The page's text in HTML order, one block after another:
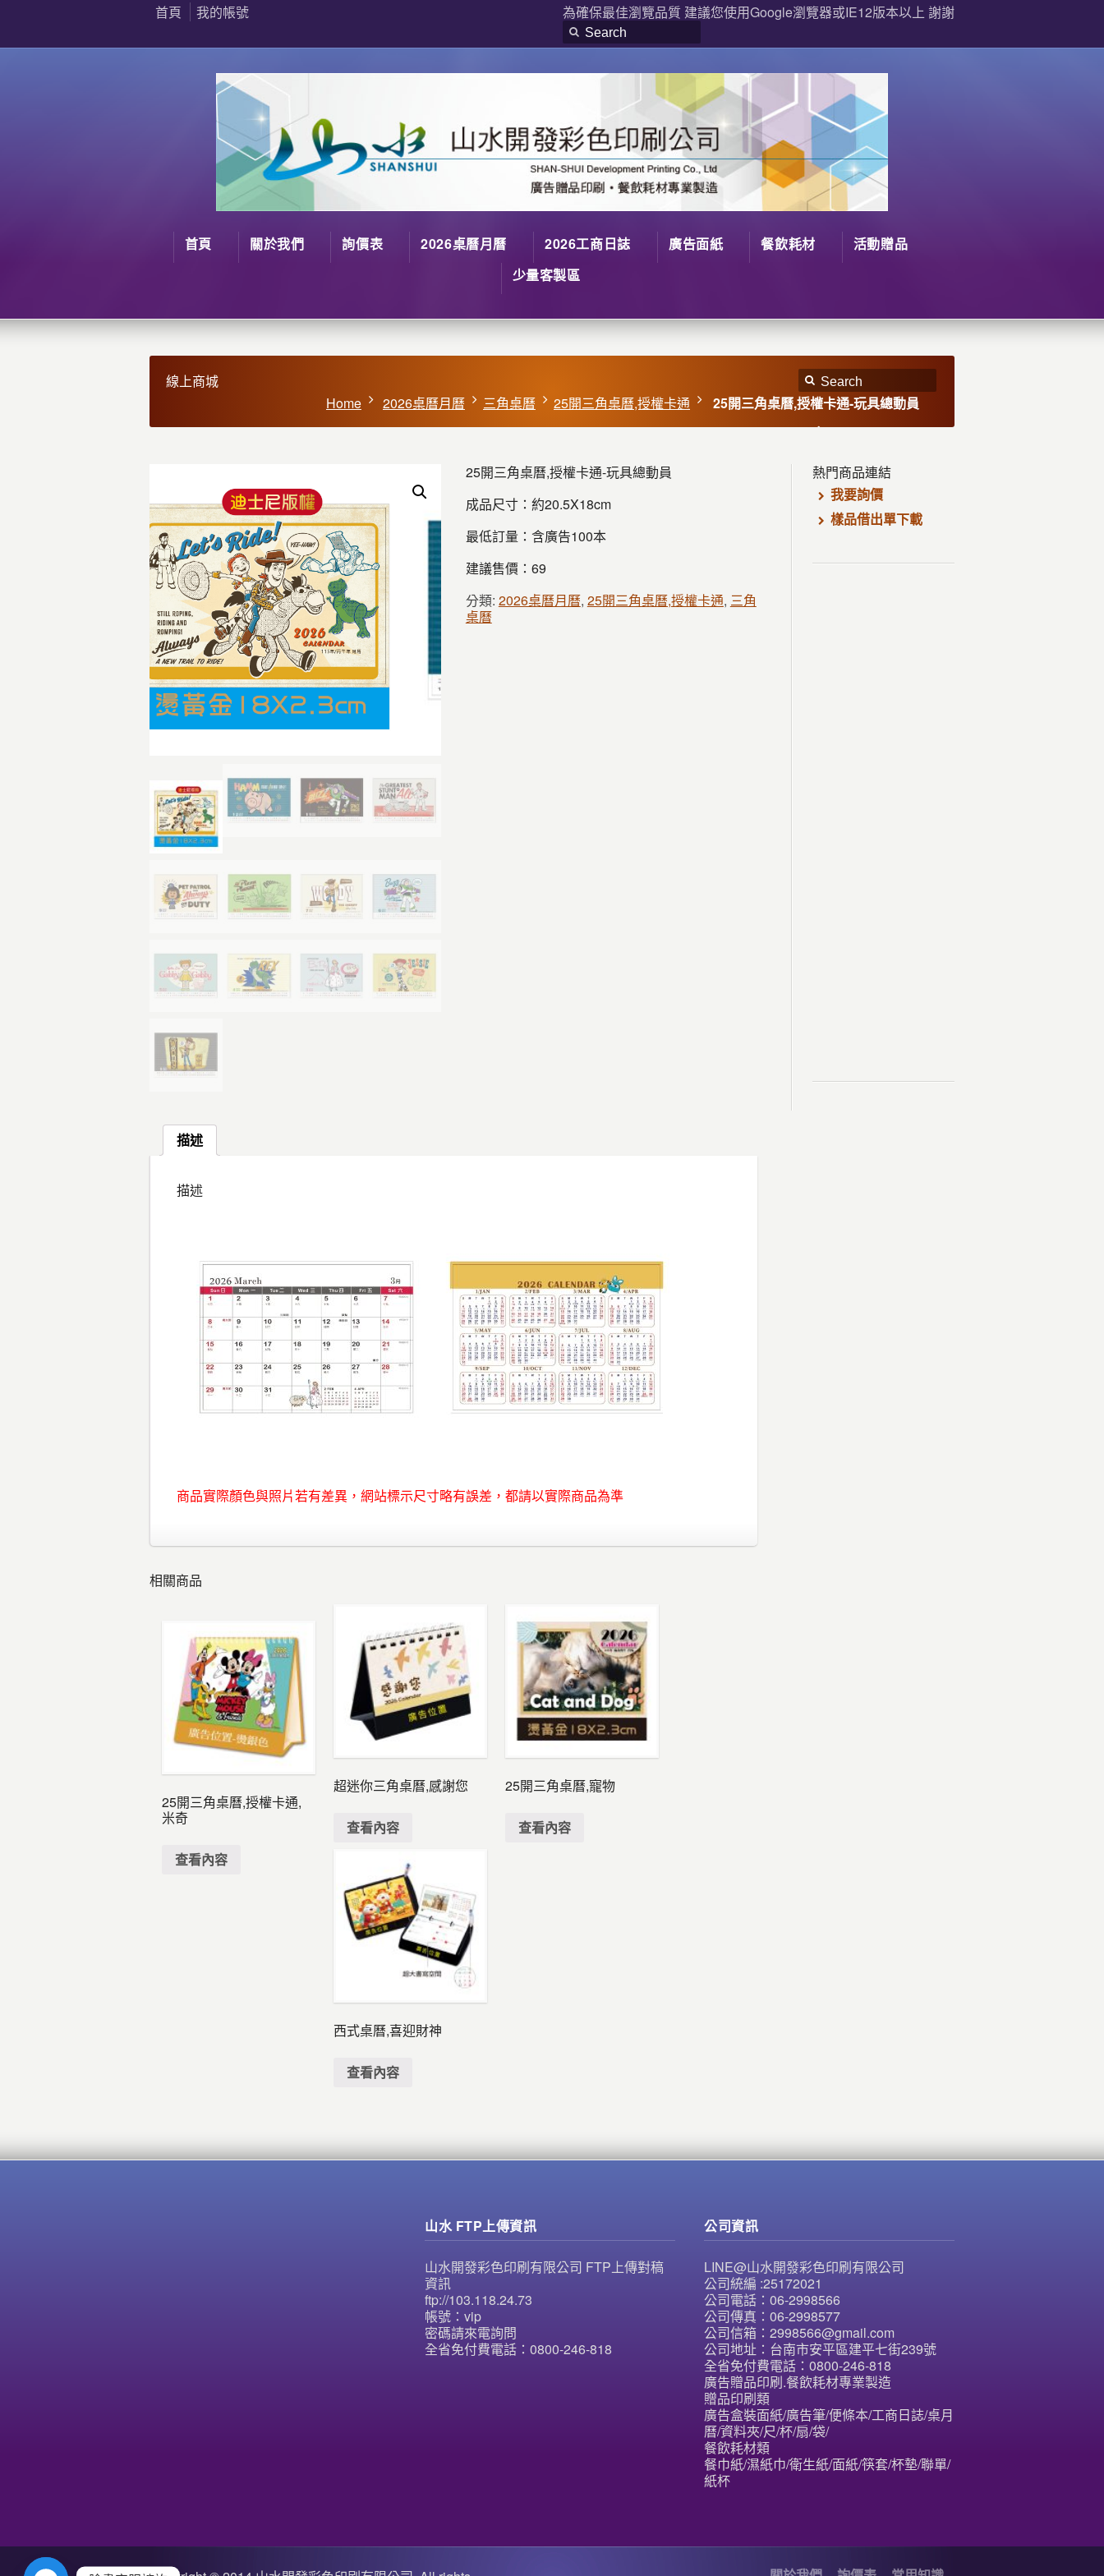
首頁 我的帳號 為確保最佳瀏覽品質 建議您使用Google瀏覽器或IE12版本以上 謝謝
首頁 關於我們 詢價表 2026桌曆月曆 2026工商日誌 廣告面紙 餐飲耗材
活動贈品
少量客製區
線上商城
Home
2026桌曆月曆 三角桌曆 25開三角桌曆,授權卡通 25開三角桌曆,授權卡通-玩具總動員
25開三角桌曆,授權卡通-玩具總動員
成品尺寸：約20.5X18cm
最低訂量：含廣告100本
建議售價：69
分類: 2026桌曆月曆, 25開三角桌曆,授權卡通, 三角
桌曆
描述
描述
商品實際顏色與照片若有差異，網站標示尺寸略有誤差，都請以實際商品為準
相關商品
25開三角桌曆,授權卡通,
米奇
查看內容
超迷你三角桌曆,感謝您
查看內容
25開三角桌曆,寵物
查看內容
西式桌曆,喜迎財神
查看內容
熱門商品連結
我要詢價
樣品借出單下載
山水 FTP上傳資訊
山水開發彩色印刷有限公司 FTP上傳對稿
資訊
ftp://103.118.24.73
帳號：vip
密碼請來電詢問
全省免付費電話：0800-246-818
公司資訊
LINE@山水開發彩色印刷有限公司
公司統編 :25172021
公司電話：06-2998566
公司傳真：06-2998577
公司信箱：2998566@gmail.com
公司地址：台南市安平區建平七街239號
全省免付費電話：0800-246-818
廣告贈品印刷.餐飲耗材專業製造
贈品印刷類
廣告盒裝面紙/廣告筆/便條本/工商日誌/桌月
曆/資料夾/尺/杯/扇/袋/
餐飲耗材類
餐巾紙/濕紙巾/衛生紙/面紙/筷套/杯墊/聯單/
紙杯